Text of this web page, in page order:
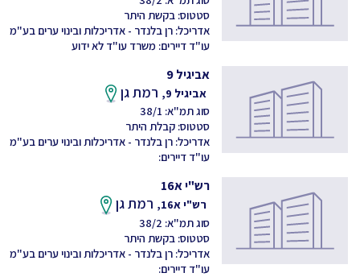
סטטוס: בקשת היתר
אדריכל: רן בלנדר - אדריכלות ובינוי ערים בע"מ
עו"ד דיירים: משרד עו"ד לא ידוע
אביגיל 9
אביגיל 9, רמת גן
סוג תמ"א: 38/1
סטטוס: קבלת היתר
אדריכל: רן בלנדר - אדריכלות ובינוי ערים בע"מ
עו"ד דיירים:
רש"י א16
רש"י א16, רמת גן
סוג תמ"א: 38/2
סטטוס: בקשת היתר
אדריכל: רן בלנדר - אדריכלות ובינוי ערים בע"מ
עו"ד דיירים: